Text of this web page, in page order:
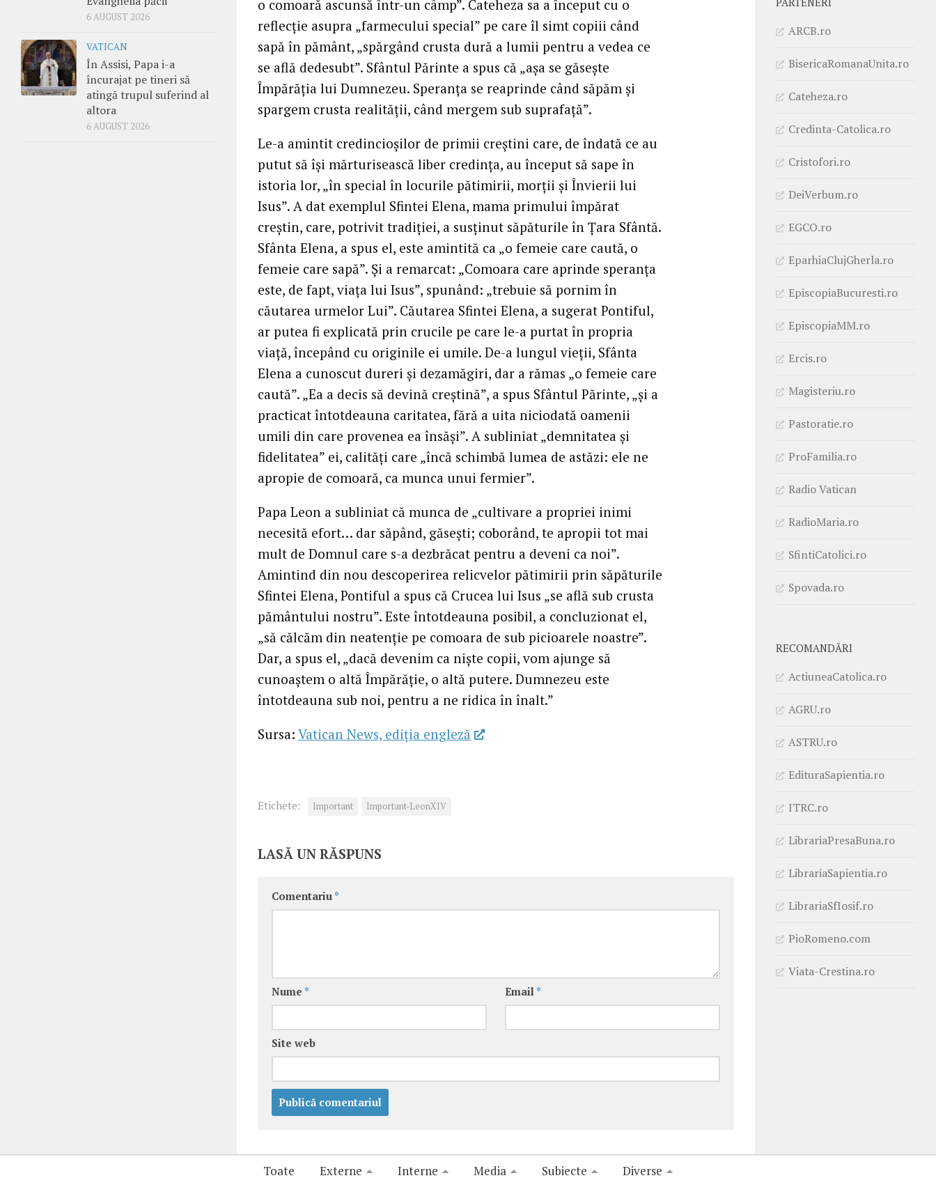
o comoară ascunsă într-un câmp”. Cateheza sa a început cu o
reflecție asupra „farmecului special” pe care îl simt copiii când
sapă în pământ, „spărgând crusta dură a lumii pentru a vedea ce
se află dedesubt”. Sfântul Părinte a spus că „așa se găsește
Împărăția lui Dumnezeu. Speranța se reaprinde când săpăm și
spargem crusta realității, când mergem sub suprafață”.
Le-a amintit credincioșilor de primii creștini care, de îndată ce au
putut să își mărturisească liber credința, au început să sape în
istoria lor, „în special în locurile pătimirii, morții și Învierii lui
Isus”. A dat exemplul Sfintei Elena, mama primului împărat
creștin, care, potrivit tradiției, a susținut săpăturile în Țara Sfântă.
Sfânta Elena, a spus el, este amintită ca „o femeie care caută, o
femeie care sapă”. Și a remarcat: „Comoara care aprinde speranța
este, de fapt, viața lui Isus”, spunând: „trebuie să pornim în
căutarea urmelor Lui”. Căutarea Sfintei Elena, a sugerat Pontiful,
ar putea fi explicată prin crucile pe care le-a purtat în propria
viață, începând cu originile ei umile. De-a lungul vieții, Sfânta
Elena a cunoscut dureri și dezamăgiri, dar a rămas „o femeie care
caută”. „Ea a decis să devină creștină”, a spus Sfântul Părinte, „și a
practicat întotdeauna caritatea, fără a uita niciodată oamenii
umili din care provenea ea însăși”. A subliniat „demnitatea și
fidelitatea” ei, calități care „încă schimbă lumea de astăzi: ele ne
apropie de comoară, ca munca unui fermier”.
Papa Leon a subliniat că munca de „cultivare a propriei inimi
necesită efort… dar săpând, găsești; coborând, te apropii tot mai
mult de Domnul care s-a dezbrăcat pentru a deveni ca noi”.
Amintind din nou descoperirea relicvelor pătimirii prin săpăturile
Sfintei Elena, Pontiful a spus că Crucea lui Isus „se află sub crusta
pământului nostru”. Este întotdeauna posibil, a concluzionat el,
„să călcăm din neatenție pe comoara de sub picioarele noastre”.
Dar, a spus el, „dacă devenim ca niște copii, vom ajunge să
cunoaștem o altă Împărăție, o altă putere. Dumnezeu este
întotdeauna sub noi, pentru a ne ridica în înalt.”
Sursa: Vatican News, ediția engleză
Etichete: Important Important-LeonXIV
LASĂ UN RĂSPUNS
Comentariu *
Nume * Email *
Site web
6 AUGUST 2026
VATICAN
În Assisi, Papa i-a
încurajat pe tineri să
atingă trupul suferind al
altora
6 AUGUST 2026
ARCB.ro
BisericaRomanaUnita.ro
Cateheza.ro
Credinta-Catolica.ro
Cristofori.ro
DeiVerbum.ro
EGCO.ro
EparhiaClujGherla.ro
EpiscopiaBucuresti.ro
EpiscopiaMM.ro
Ercis.ro
Magisteriu.ro
Pastoratie.ro
ProFamilia.ro
Radio Vatican
RadioMaria.ro
SfintiCatolici.ro
Spovada.ro
RECOMANDĂRI
ActiuneaCatolica.ro
AGRU.ro
ASTRU.ro
EdituraSapientia.ro
ITRC.ro
LibrariaPresaBuna.ro
LibrariaSapientia.ro
LibrariaSfIosif.ro
PioRomeno.com
Viata-Crestina.ro
Toate Externe Interne Media Subiecte Diverse